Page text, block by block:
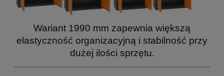
Wariant 1990 mm zapewnia większą
elastyczność organizacyjną i stabilność przy
dużej ilości sprzętu.